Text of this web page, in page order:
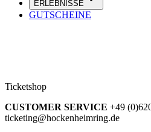
ERLEBNISSE
GUTSCHEINE
Ticketshop
CUSTOMER SERVICE +49
ticketing@hockenheimring.de